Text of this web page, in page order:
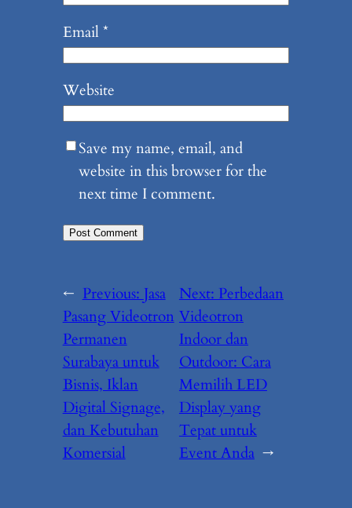
Email*
Website
Save my name, email, and
website in this browser for the
next time I comment.
← Previous:Jasa
Pasang Videotron
Permanen
Surabaya untuk
Bisnis, Iklan
Digital Signage,
dan Kebutuhan
Komersial
Next:Perbedaan
Videotron
Indoor dan
Outdoor: Cara
Memilih LED
Display yang
Tepat untuk
Event Anda →